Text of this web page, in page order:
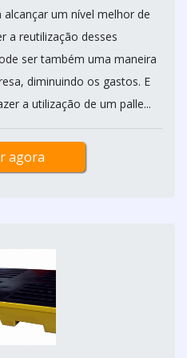
um nível melhor de
a reutilização desses
ser também uma maneira
diminuindo os gastos. E
a utilização de um palle...
agora